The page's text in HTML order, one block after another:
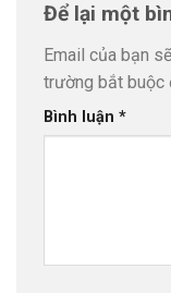
Để lại một
Email của bạn
trường bắt buộc
Bình luận *